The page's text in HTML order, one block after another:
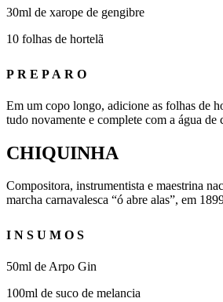
30ml de xarope de gengibre
10 folhas de hortelã
PREPARO
Em um copo longo, adicione as folhas de
tudo novamente e complete com a água
CHIQUINHA
Compositora, instrumentista e maestrina
marcha carnavalesca “ó abre alas”, em
INSUMOS
50ml de Arpo Gin
100ml de suco de melancia